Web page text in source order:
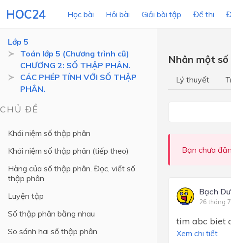
HOC24 Học bài Hỏi bài Giải bài tập Đề thi
LỚP HỌC
Lớp 10
Lớp 9
Lớp 8
Lớp 5
Lớp 4
Lớp 5
Toán lớp 5 (Chương trình cũ)
CHƯƠNG 2: SỐ THẬP PHÂN.
CÁC PHÉP TÍNH VỚI SỐ THẬP
PHÂN.
CHỦ ĐỀ
Khái niệm số thập phân
Khái niệm số thập phân (tiếp theo)
Hàng của số thập phân. Đọc, viết số
thập phân
Luyện tập
Số thập phân bằng nhau
So sánh hai số thập phân
Nhân một
Lý thuyết
Bạn chưa
Bạch
26 tháng
tim abc biet
Xem chi tiết